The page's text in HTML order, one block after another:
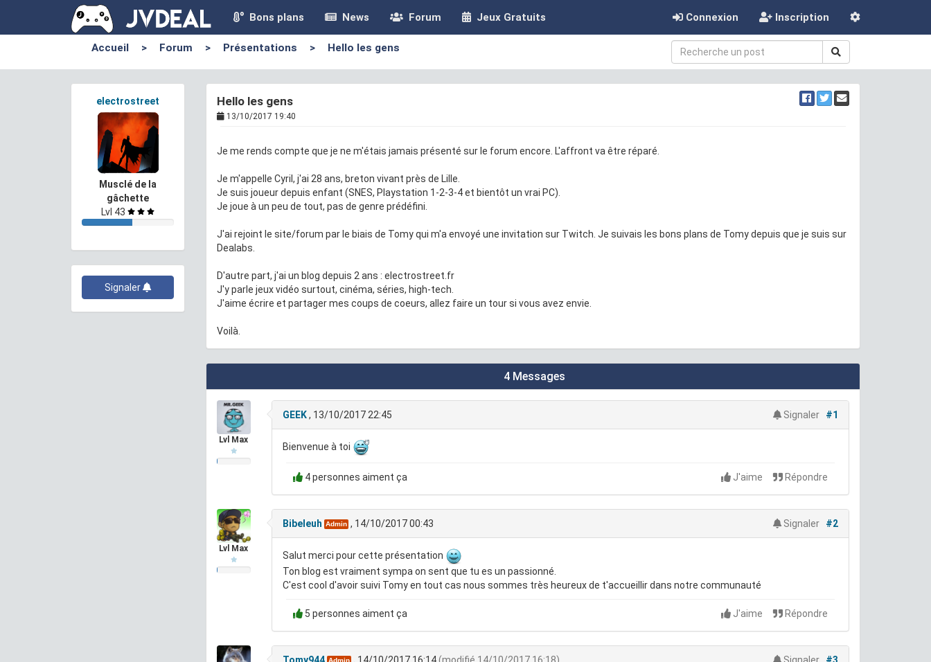
Bons plans News Forum Jeux Gratuits Connexion Inscription
Accueil > Forum > Présentations > Hello les gens
Hello les gens
13/10/2017 19:40
Je me rends compte que je ne m'étais jamais présenté sur le forum encore. L'affront va être réparé.
Je m'appelle Cyril, j'ai 28 ans, breton vivant près de Lille.
Je suis joueur depuis enfant (SNES, Playstation 1-2-3-4 et bientôt un vrai PC).
Je joue à un peu de tout, pas de genre prédéfini.
J'ai rejoint le site/forum par le biais de Tomy qui m'a envoyé une invitation sur Twitch. Je suivais les bons plans de Tomy depuis que je suis sur
Dealabs.
D'autre part, j'ai un blog depuis 2 ans : electrostreet.fr
J'y parle jeux vidéo surtout, cinéma, séries, high-tech.
J'aime écrire et partager mes coups de coeurs, allez faire un tour si vous avez envie.
Voilà.
electrostreet
Musclé de la
gâchette
Lvl 43
Signaler
4 Messages
Lvl Max
GEEK, 13/10/2017 22:45 Signaler #1
Bienvenue à toi
4 personnes aiment ça J'aime Répondre
Lvl Max
Bibeleuh Admin, 14/10/2017 00:43 Signaler #2
Salut merci pour cette présentation
Ton blog est vraiment sympa on sent que tu es un passionné.
C'est cool d'avoir suivi Tomy en tout cas nous sommes très heureux de t'accueillir dans notre communauté
5 personnes aiment ça J'aime Répondre
Admin